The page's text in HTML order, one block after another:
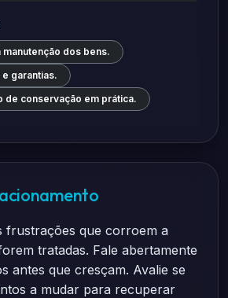
manutenção dos bens.
garantias.
de conservação em prática.
frustrações que corroem a
tratadas. Fale abertamente
antes que cresçam. Avalie se
a mudar para recuperar